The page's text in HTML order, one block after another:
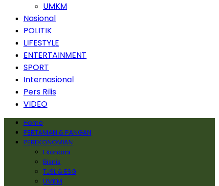
UMKM
Nasional
POLITIK
LIFESTYLE
ENTERTAINMENT
SPORT
Internasional
Pers Rilis
VIDEO
Home
PERTANIAN & PANGAN
PEREKONOMIAN
Ekonomi
Bisnis
TJSL & ESG
UMKM